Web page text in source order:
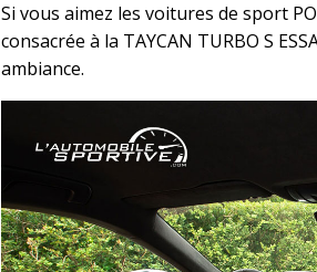
Si vous aimez les voitures de sport
consacrée à la TAYCAN TURBO S
ambiance.